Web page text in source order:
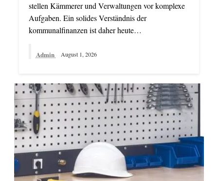
stellen Kämmerer und Verwaltungen vor komplexe
Aufgaben. Ein solides Verständnis der
kommunalfinanzen ist daher heute…
Admin August 1, 2026